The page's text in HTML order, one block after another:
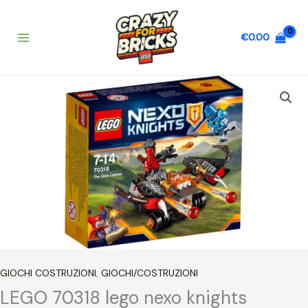
contenuto
€0.00
GIOCHI COSTRUZIONI, GIOCHI/COSTRUZIONI
LEGO 70318 lego nexo knights